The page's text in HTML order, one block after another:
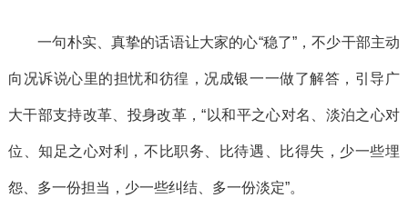
一句朴实、真挚的话语让大家的心“稳了”，不少干部主动
向况诉说心里的担忧和彷徨，况成银一一做了解答，引导广
大干部支持改革、投身改革，“以和平之心对名、淡泊之心对
位、知足之心对利，不比职务、比待遇、比得失，少一些埋
怨、多一份担当，少一些纠结、多一份淡定”。